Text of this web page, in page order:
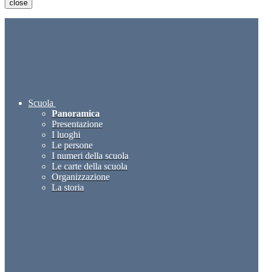
close
Scuola
Panoramica
Presentazione
I luoghi
Le persone
I numeri della scuola
Le carte della scuola
Organizzazione
La storia